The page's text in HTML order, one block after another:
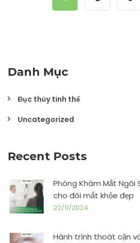
Danh Mục
Đục thủy tinh thể
Uncategorized
Recent Posts
Phòng Khám Mắt Ngôi
cho đôi mắt khỏe đẹp
22/11/2024
Hành trình thoát cận với